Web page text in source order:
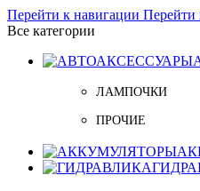
Перейти к навигации Перейти
Все категории
ЛАМПОЧКИ
ПРОЧИЕ